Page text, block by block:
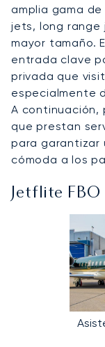
amplia gama
jets, long range
mayor tamaño.
entrada clave
privada que
especialmente
A continuación,
que prestan
para garantizar
cómoda a los
Jetflite FBO